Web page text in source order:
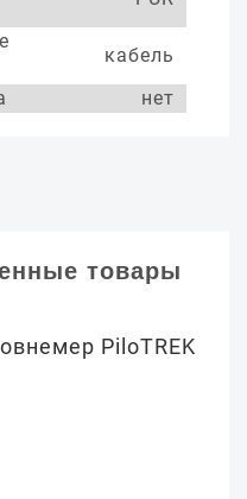
кабель
нет
товары
PiloTREK